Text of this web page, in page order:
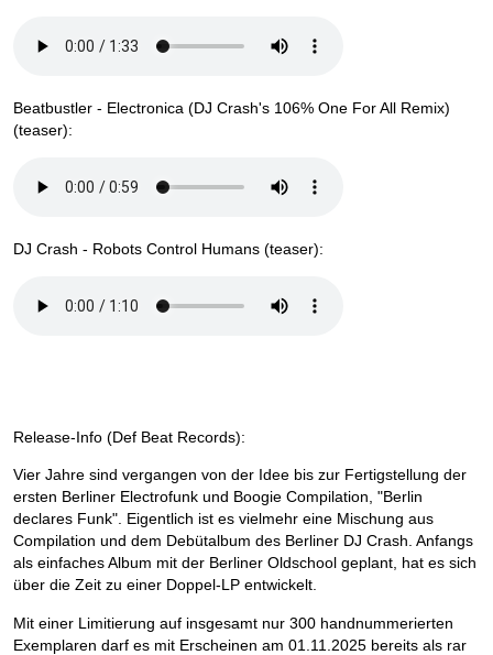
Beatbustler - Electronica (DJ Crash's 106% One For All Remix)
(teaser):
DJ Crash - Robots Control Humans (teaser):
Release-Info (Def Beat Records):
Vier Jahre sind vergangen von der Idee bis zur Fertigstellung der
ersten Berliner Electrofunk und Boogie Compilation, "Berlin
declares Funk". Eigentlich ist es vielmehr eine Mischung aus
Compilation und dem Debütalbum des Berliner DJ Crash. Anfangs
als einfaches Album mit der Berliner Oldschool geplant, hat es sich
über die Zeit zu einer Doppel-LP entwickelt.
Mit einer Limitierung auf insgesamt nur 300 handnummerierten
Exemplaren darf es mit Erscheinen am 01.11.2025 bereits als rar